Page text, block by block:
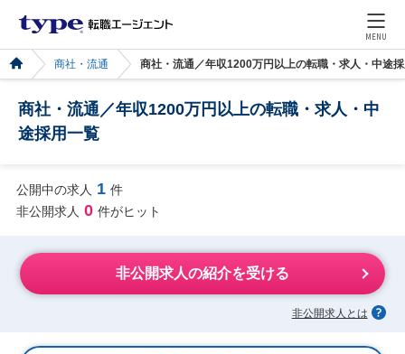
MENU
商社・流通 商社・流通／年収1200万円以上の転職・求人・中途
商社・流通／年収1200万円以上の転職・求人・中
途採用一覧
公開中の求人 1 件
非公開求人 0 件がヒット
非公開求人の紹介を受ける
非公開求人とは